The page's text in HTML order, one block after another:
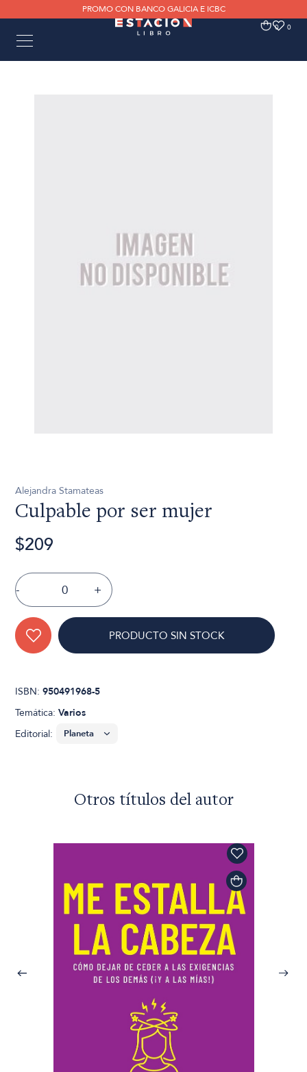
PROMO CON BANCO GALICIA E ICBC
0 0
Alejandra Stamateas
Culpable por ser mujer
$209
- +
PRODUCTO SIN STOCK
ISBN:950491968-5
Temática:Varios
Editorial:
Otros títulos del autor